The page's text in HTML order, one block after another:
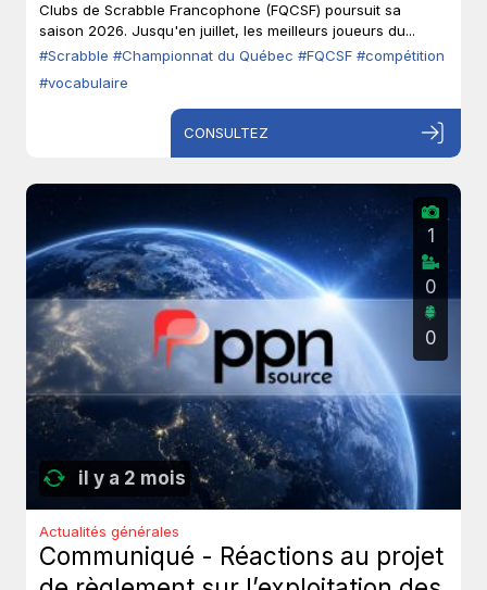
Clubs de Scrabble Francophone (FQCSF) poursuit sa
saison 2026. Jusqu'en juillet, les meilleurs joueurs du...
#Scrabble #Championnat du Québec #FQCSF #compétition
#vocabulaire
CONSULTEZ
il y a 2 mois
1
0
0
Actualités générales
Communiqué - Réactions au projet